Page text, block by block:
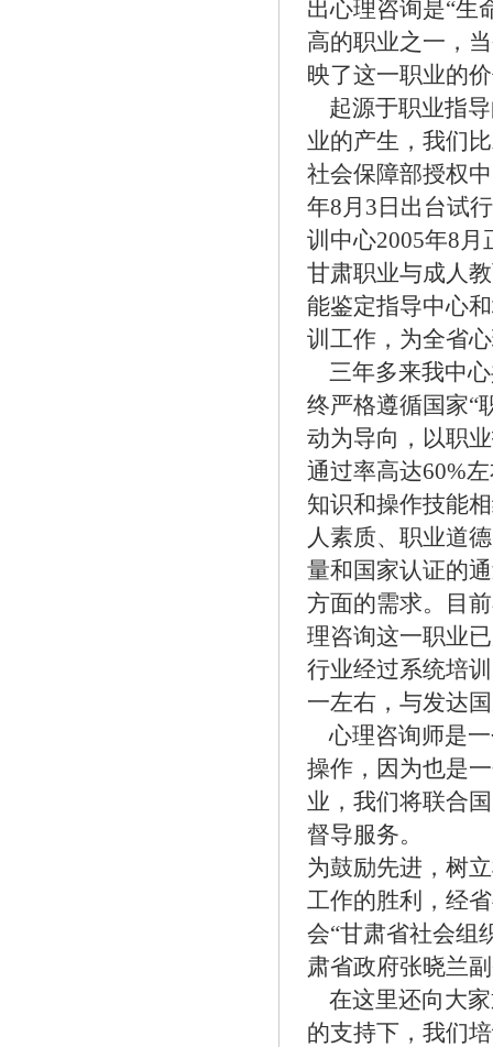
出心理咨询是“生
高的职业之一，
映了这一职业的
起源于职业指导
业的产生，我们
社会保障部授权
年8月 3 日出台试
训中心2005年8月
甘肃职业与成人
能鉴定指导中心
训工作，为全省
三年多来我中
终严格遵循国家“
动为导向，以职
通过率高达60%
知识和操作技能
人素质、职业道
量和国家认证的
方面的需求。目
理咨询这一职业
行业经过系统培
一左右，与发达
心理咨询师是一
操作，因为也是
业，我们将联合
督导服务。
为鼓励先进，树
工作的胜利，经
会“甘肃省社会组
肃省政府张晓兰
在这里还向大家
的支持下，我们